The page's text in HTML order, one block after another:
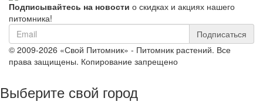
Подписывайтесь на новости о скидках и акциях нашего
питомника!
Подписаться
© 2009-2026 «Свой Питомник» - Питомник растений. Все
права защищены. Копирование запрещено
Выберите свой город